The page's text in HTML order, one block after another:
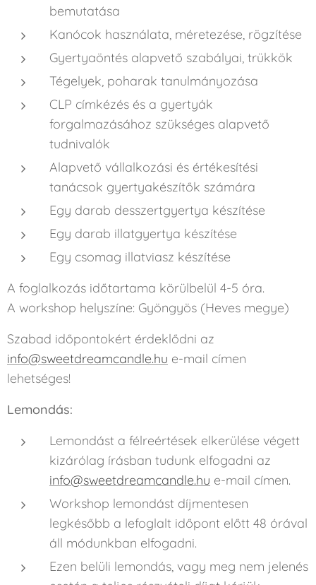
bemutatása
Kanócok használata, méretezése, rögzítése
Gyertyaöntés alapvető szabályai, trükkök
Tégelyek, poharak tanulmányozása
CLP címkézés és a gyertyák
forgalmazásához szükséges alapvető
tudnivalók
Alapvető vállalkozási és értékesítési
tanácsok gyertyakészítők számára
Egy darab desszertgyertya készítése
Egy darab illatgyertya készítése
Egy csomag illatviasz készítése
A foglalkozás időtartama körülbelül 4-5 óra.
A workshop helyszíne: Gyöngyös (Heves megye)
Szabad időpontokért érdeklődni az
info@sweetdreamcandle.hu e-mail címen
lehetséges!
Lemondás:
Lemondást a félreértések elkerülése végett
kizárólag írásban tudunk elfogadni az
info@sweetdreamcandle.hu e-mail címen.
Workshop lemondást díjmentesen
legkésőbb a lefoglalt időpont előtt 48 órával
áll módunkban elfogadni.
Ezen belüli lemondás, vagy meg nem jelenés